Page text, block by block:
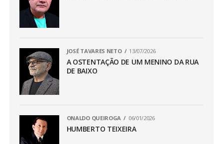
JOSÉ TAVARES NETO 13/07/2026
A OSTENTAÇÃO DE UM MENINO DA RUA
DE BAIXO
ONALDO QUEIROGA 06/01/2026
HUMBERTO TEIXEIRA